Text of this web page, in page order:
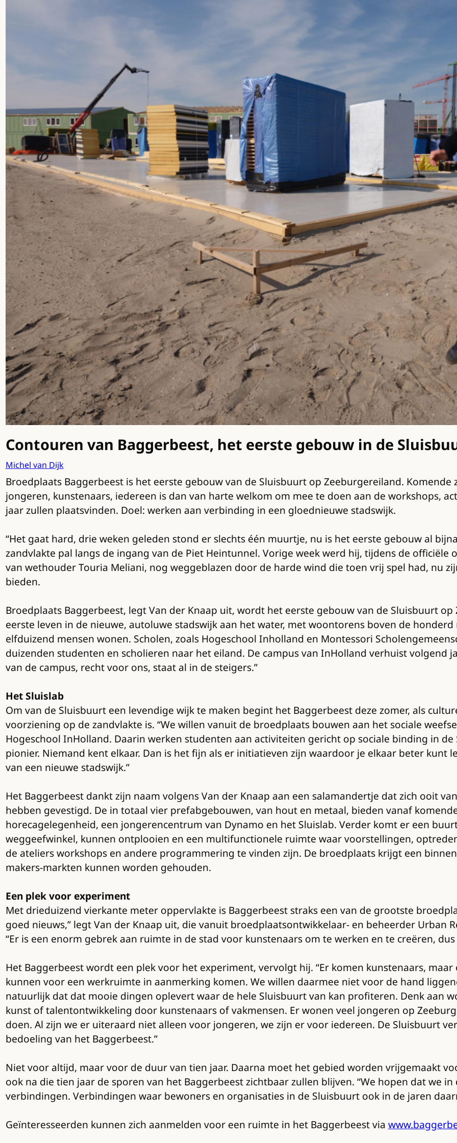
Contouren van Baggerbeest, het eerste gebouw in de
Michel van Dijk
Broedplaats Baggerbeest is het eerste gebouw van de Sluisbuurt op Zeeburgereiland.
jongeren, kunstenaars, iedereen is dan van harte welkom om mee te doen aan de workshops,
jaar zullen plaatsvinden. Doel: werken aan verbinding in een gloednieuwe stadswijk.
“Het gaat hard, drie weken geleden stond er slechts één muurtje, nu is het eerste gebouw al
zandvlakte pal langs de ingang van de Piet Heintunnel. Vorige week werd hij, tijdens de officiële
van wethouder Touria Meliani, nog weggeblazen door de harde wind die toen vrij spel had, nu
bieden.
Broedplaats Baggerbeest, legt Van der Knaap uit, wordt het eerste gebouw van de Sluisbuurt
eerste leven in de nieuwe, autoluwe stadswijk aan het water, met woontorens boven de
elfduizend mensen wonen. Scholen, zoals Hogeschool Inholland en Montessori
duizenden studenten en scholieren naar het eiland. De campus van InHolland verhuist volgend
van de campus, recht voor ons, staat al in de steigers.”
Het Sluislab
Om van de Sluisbuurt een levendige wijk te maken begint het Baggerbeest deze zomer, als
voorziening op de zandvlakte is. “We willen vanuit de broedplaats bouwen aan het sociale
Hogeschool InHolland. Daarin werken studenten aan activiteiten gericht op sociale binding in
pionier. Niemand kent elkaar. Dan is het fijn als er initiatieven zijn waardoor je elkaar beter kunt
van een nieuwe stadswijk.”
Het Baggerbeest dankt zijn naam volgens Van der Knaap aan een salamandertje dat zich ooit
hebben gevestigd. De in totaal vier prefabgebouwen, van hout en metaal, bieden vanaf
horecagelegenheid, een jongerencentrum van Dynamo en het Sluislab. Verder komt er een
weggeefwinkel, kunnen ontplooien en een multifunctionele ruimte waar voorstellingen,
de ateliers workshops en andere programmering te vinden zijn. De broedplaats krijgt een
makers-markten kunnen worden gehouden.
Een plek voor experiment
Met drieduizend vierkante meter oppervlakte is Baggerbeest straks een van de grootste
goed nieuws,” legt Van der Knaap uit, die vanuit broedplaatsontwikkelaar- en beheerder
“Er is een enorm gebrek aan ruimte in de stad voor kunstenaars om te werken en te creëren,
Het Baggerbeest wordt een plek voor het experiment, vervolgt hij. “Er komen kunstenaars,
kunnen voor een werkruimte in aanmerking komen. We willen daarmee niet voor de hand
natuurlijk dat dat mooie dingen oplevert waar de hele Sluisbuurt van kan profiteren. Denk aan
kunst of talentontwikkeling door kunstenaars of vakmensen. Er wonen veel jongeren op
doen. Al zijn we er uiteraard niet alleen voor jongeren, we zijn er voor iedereen. De Sluisbuurt
bedoeling van het Baggerbeest.”
Niet voor altijd, maar voor de duur van tien jaar. Daarna moet het gebied worden vrijgemaakt
ook na die tien jaar de sporen van het Baggerbeest zichtbaar zullen blijven. “We hopen dat we
verbindingen. Verbindingen waar bewoners en organisaties in de Sluisbuurt ook in de jaren
Geïnteresseerden kunnen zich aanmelden voor een ruimte in het Baggerbeest via